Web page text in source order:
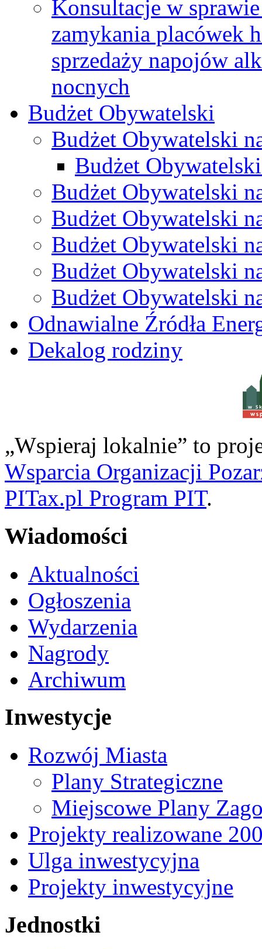
Konsultacje w
zamykania placówek
sprzedaży napojów
nocnych
Budżet Obywatelski
Budżet Obywatelski
Budżet
Budżet Obywatelski
Budżet Obywatelski
Budżet Obywatelski
Budżet Obywatelski
Budżet Obywatelski
Odnawialne Źródła
Dekalog rodziny
w
„Wspieraj lokalnie” to
Wsparcia Organizacji
PITax.pl Program PIT.
Wiadomości
Aktualności
Ogłoszenia
Wydarzenia
Nagrody
Archiwum
Inwestycje
Rozwój Miasta
Plany Strategiczne
Miejscowe Plany
Projekty realizowane
Ulga inwestycyjna
Projekty inwestycyjne
Jednostki